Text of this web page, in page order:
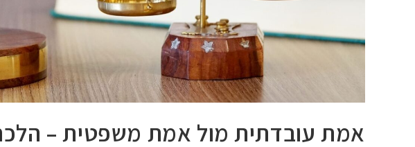
אמת עובדתית מול אמת משפטית –